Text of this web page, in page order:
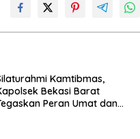
Kamtibmas,
Bekasi Barat
Peran Umat dan